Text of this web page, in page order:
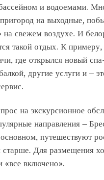
и водоемами.
на выходные,
на свежем воздухе. И
такой отдых. К
где открылся новый
другие услуги и –
на экскурсионное
направления –
путешествуют
старше. Для размещения
«все включено».